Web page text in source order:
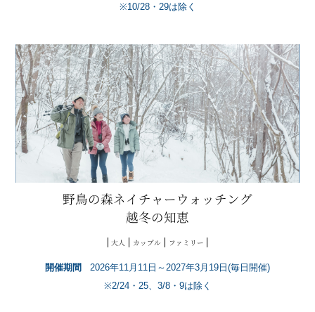
※10/28・29は除く
野鳥の森ネイチャーウォッチング
越冬の知恵
大人 カップル ファミリー
開催期間
2026年11月11日～2027年3月19日(毎日開催)
※2/24・25、3/8・9は除く